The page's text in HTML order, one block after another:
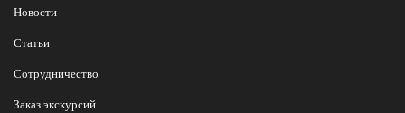
Новости
Статьи
Сотрудничество
Заказ экскурсий